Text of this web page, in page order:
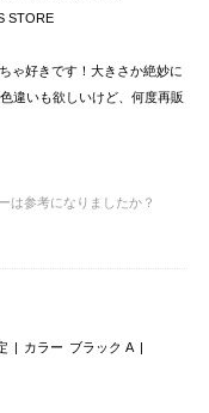
STORE
ゃ好きです！大きさか絶妙に
違いも欲しいけど、何度再販
は参考になりましたか？
カラー ブラック A